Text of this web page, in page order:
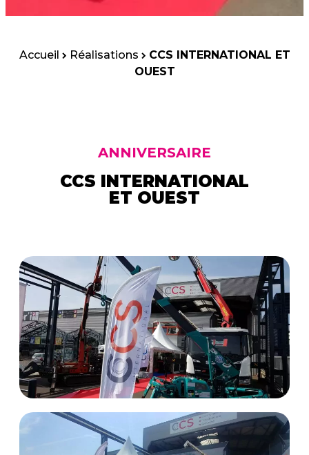
Accueil Réalisations
CCS INTERNATIONAL ET
OUEST
ANNIVERSAIRE
CCS INTERNATIONAL
ET OUEST